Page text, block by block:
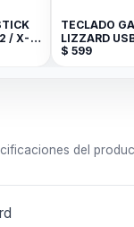
/ X-
TECLADO
LIZZARD
$ 599
del